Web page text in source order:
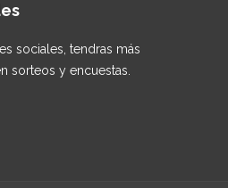
sociales, tendras más
sorteos y encuestas.